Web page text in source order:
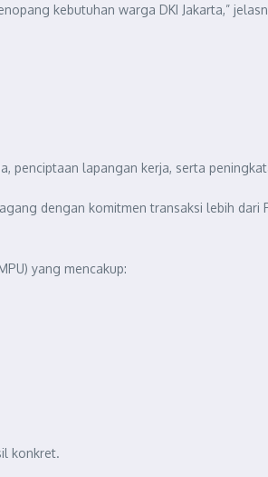
kebutuhan warga DKI Jakarta,”
penciptaan lapangan kerja, serta
dengan komitmen transaksi lebih dari
yang mencakup:
konkret.